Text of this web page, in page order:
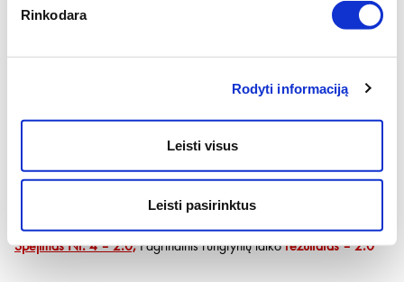
Rinkodara
Rodyti informaciją
Leisti visus
Leisti pasirinktus
už teisingai atspėtas lygiąsias (įvarčių skirtumą);
Pagrindinis rungtynių laiko
, nes vertinamas tik pagrindinis rungtynių laikas.
Spėjimas Nr. 4 – 2:0;Pagrindinis rungtynių laikorezultatas – 2:0